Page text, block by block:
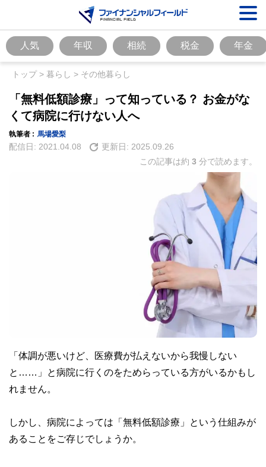
人気 年収 相続 税金 年金
トップ> 暮らし > その他暮らし
「無料低額診療」って知っている？ お金がな
くて病院に行けない人へ
執筆者 : 馬場愛梨
配信日: 2021.04.08 更新日: 2025.09.26
この記事は約 3 分で読めます。
「体調が悪いけど、医療費が払えないから我慢しない
と……」と病院に行くのをためらっている方がいるかもし
れません。
しかし、病院によっては「無料低額診療」という仕組みが
あることをご存じでしょうか。